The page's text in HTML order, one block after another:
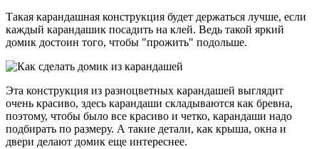
Такая карандашная конструкция будет держаться лучше, если
каждый карандашик посадить на клей. Ведь такой яркий
домик достоин того, чтобы "прожить" подольше.
Эта конструкция из разноцветных карандашей выглядит
очень красиво, здесь карандаши складываются как бревна,
поэтому, чтобы было все красиво и четко, карандаши надо
подбирать по размеру. А такие детали, как крыша, окна и
двери делают домик еще интереснее.